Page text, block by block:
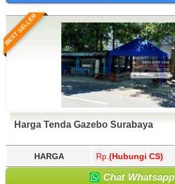
BEST SELLER
Harga Tenda Gazebo Surabaya
HARGA Rp. (Hubungi CS)
Chat Whatsapp